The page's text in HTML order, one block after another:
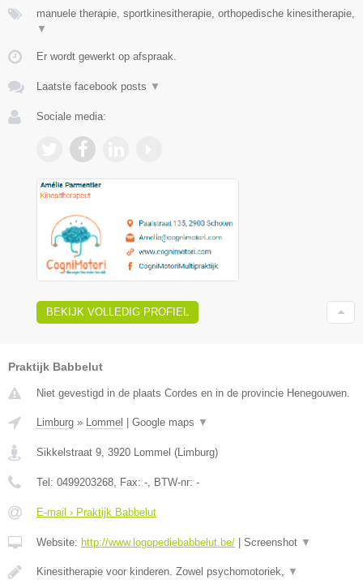
manuele therapie, sportkinesitherapie, orthopedische kinesitherapie,
▼
Er wordt gewerkt op afspraak.
Laatste facebook posts ▼
Sociale media:
BEKIJK VOLLEDIG PROFIEL
Praktijk Babbelut
Niet gevestigd in de plaats Cordes en in de provincie Henegouwen.
Limburg » Lommel Google maps ▼
Sikkelstraat 9, 3920 Lommel (Limburg)
Tel: 0499203268, Fax: -, BTW-nr: -
E-mail › Praktijk Babbelut
Website: http://www.logopediebabbelut.be/ Screenshot ▼
Kinesitherapie voor kinderen. Zowel psychomotoriek, ▼